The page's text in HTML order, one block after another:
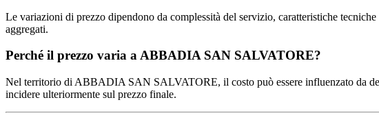
Le variazioni di prezzo dipendono da complessità del servizio, caratteristiche
aggregati.
Perché il prezzo varia a ABBADIA SAN SALVATORE?
Nel territorio di ABBADIA SAN SALVATORE, il costo può essere influenzato da
incidere ulteriormente sul prezzo finale.